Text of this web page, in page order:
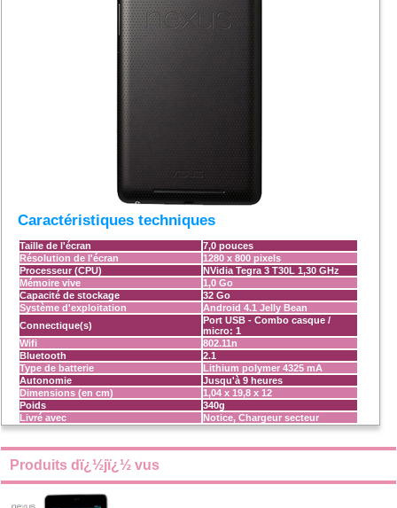
Caractéristiques techniques
Taille de l'écran
7,0 pouces
Résolution de l'écran
1280 x 800 pixels
Processeur (CPU)
NVidia Tegra 3 T30L 1,30 GHz
Mémoire vive
1,0 Go
Capacité de stockage
32 Go
Système d'exploitation
Android 4.1 Jelly Bean
Connectique(s)
Port USB - Combo casque /
micro: 1
Wifi
802.11n
Bluetooth
2.1
Type de batterie
Lithium polymer 4325 mA
Autonomie
Jusqu'à 9 heures
Dimensions (en cm)
1,04 x 19,8 x 12
Poids
340g
Livré avec
Notice, Chargeur secteur
Produits dï¿½jï¿½ vus